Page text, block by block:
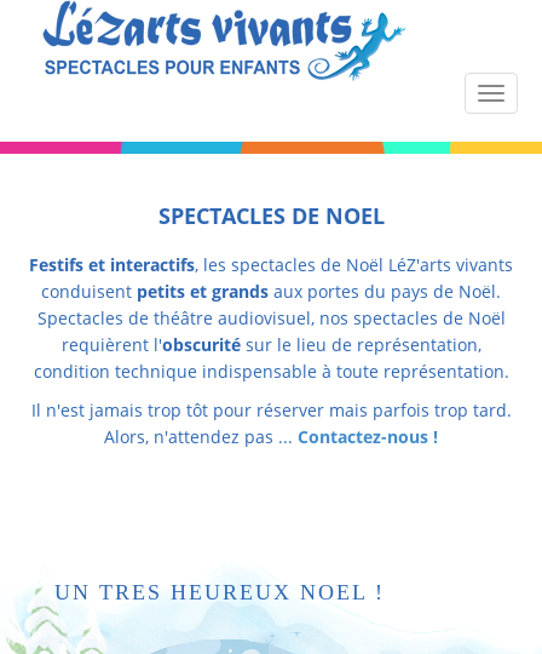
SPECTACLES DE NOEL
Festifs et interactifs, les spectacles de Noël LéZ'arts vivants
conduisent petits et grands aux portes du pays de Noël.
Spectacles de théâtre audiovisuel, nos spectacles de Noël
requièrent l'obscuritésur le lieu de représentation,
condition technique indispensable à toute représentation.
Il n'est jamais trop tôt pour réserver mais parfois trop tard.
Alors, n'attendez pas ... Contactez-nous !
UN TRES HEUREUX NOEL !